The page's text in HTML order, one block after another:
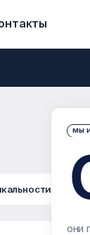
мы
они